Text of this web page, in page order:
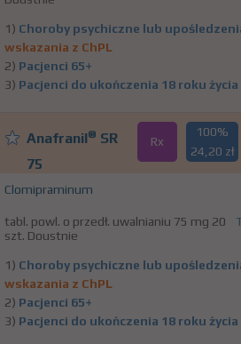
1) Choroby psychiczne lub
wskazania z ChPL
2) Pacjenci 65+
3) Pacjenci do ukończenia 18 roku życia
Anafranil® SR
75
Rx
100%
24,20 zł
Clomipraminum
tabl. powl. o przedł. uwalnianiu 75 mg 20
szt. Doustnie
1) Choroby psychiczne lub
wskazania z ChPL
2) Pacjenci 65+
3) Pacjenci do ukończenia 18 roku życia